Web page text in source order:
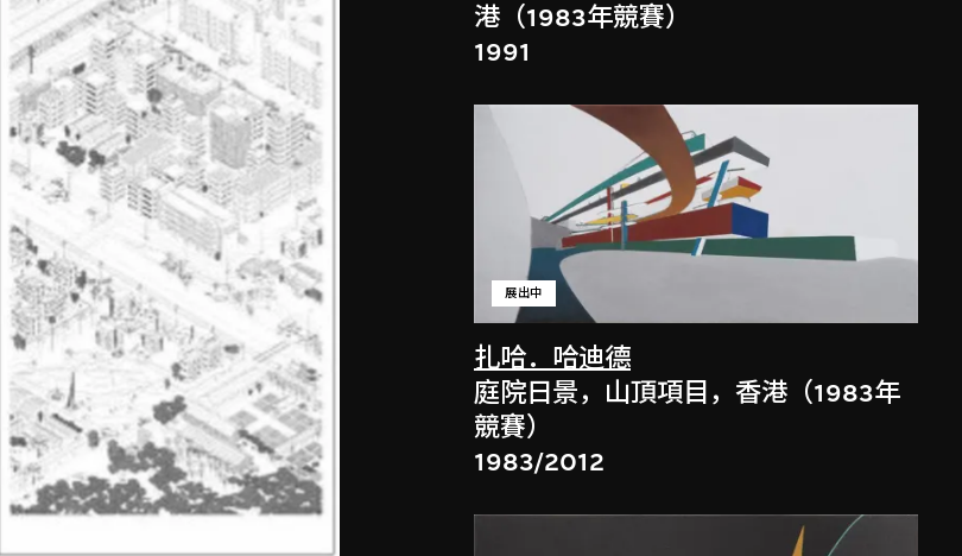
港（1983年競賽）
1991
扎哈．哈迪德
展出中
庭院日景，山頂項目，香港（1983年
競賽）
1983/2012